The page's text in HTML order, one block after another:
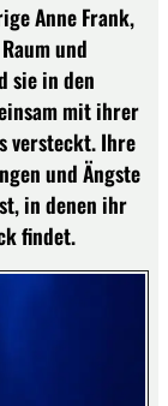
Anne Frank,
und
sie in den
mit ihrer
versteckt. Ihre
und Ängste
in denen ihr
findet.